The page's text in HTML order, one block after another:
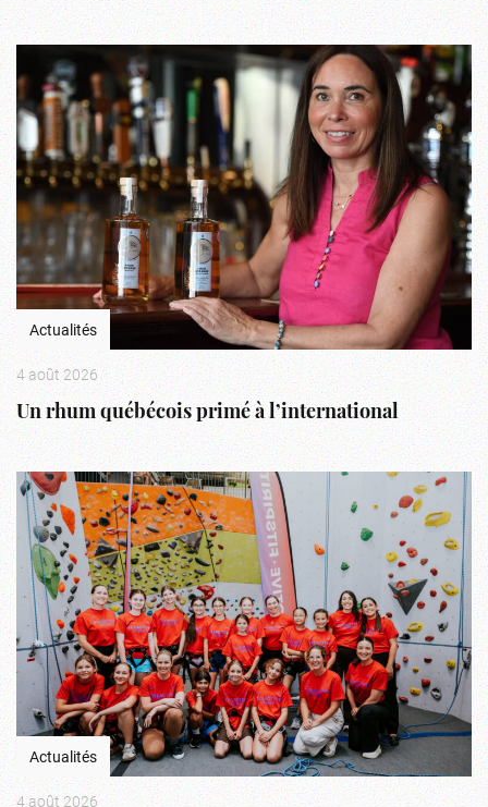
Actualités
4 août 2026
Un rhum québécois primé à l’international
Actualités
4 août 2026